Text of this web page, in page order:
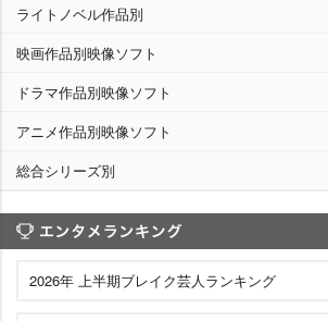
ライトノベル作品別
映画作品別映像ソフト
ドラマ作品別映像ソフト
アニメ作品別映像ソフト
総合シリーズ別
2026年 上半期ブレイク芸人ランキング